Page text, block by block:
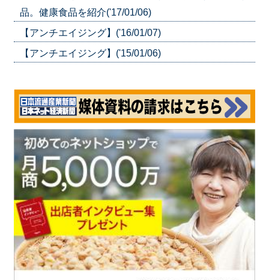
品。健康食品を紹介('17/01/06)
【アンチエイジング】('16/01/07)
【アンチエイジング】('15/01/06)